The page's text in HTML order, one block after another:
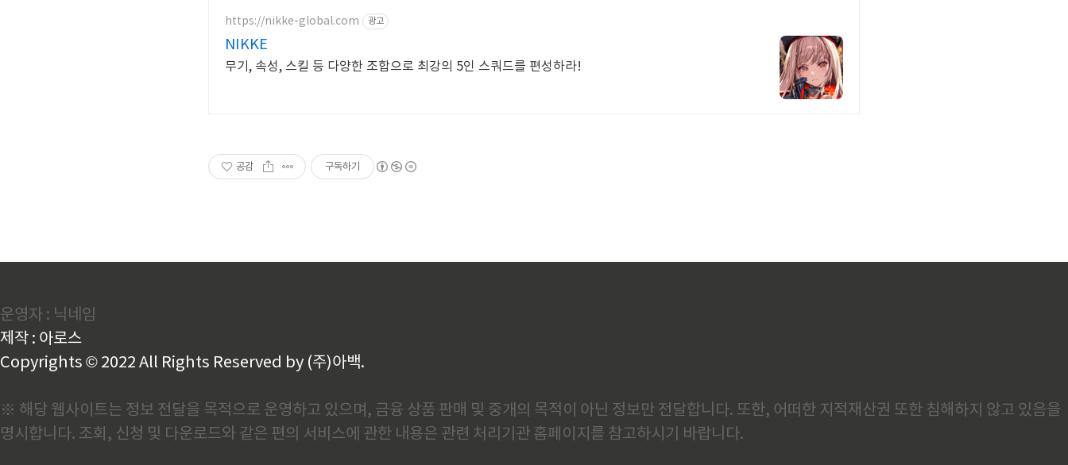
https://nikke-global.com 광고
NIKKE
무기, 속성, 스킬 등 다양한 조합으로 최강의 5인 스쿼드를 편성하라!
공감 구독하기
운영자 : 닉네임
제작 : 아로스
Copyrights © 2022 All Rights Reserved by (주)아백.
※ 해당 웹사이트는 정보 전달을 목적으로 운영하고 있으며, 금융 상품 판매 및 중개의 목적이 아닌 정보만 전달합니다. 또한, 어떠한 지적재산권 또한 침해하지 않고 있음을
명시합니다. 조회, 신청 및 다운로드와 같은 편의 서비스에 관한 내용은 관련 처리기관 홈페이지를 참고하시기 바랍니다.